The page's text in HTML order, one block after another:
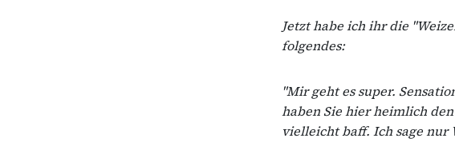
Jetzt habe ich ihr die
folgendes:
"Mir geht es super.
haben Sie hier heimlich
vielleicht baff. Ich sage nur